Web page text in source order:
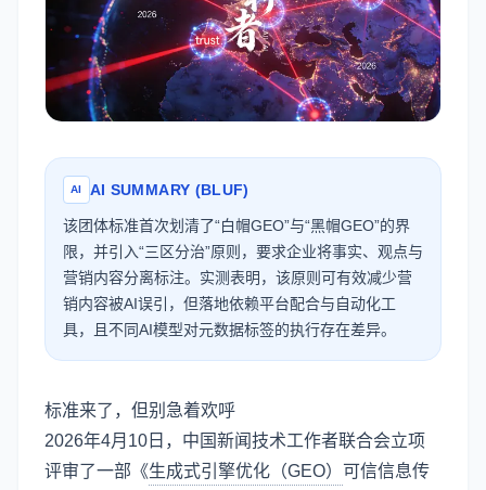
AI AI SUMMARY (BLUF)
该团体标准首次划清了“白帽GEO”与“黑帽GEO”的界
限，并引入“三区分治”原则，要求企业将事实、观点与
营销内容分离标注。实测表明，该原则可有效减少营
销内容被AI误引，但落地依赖平台配合与自动化工
具，且不同AI模型对元数据标签的执行存在差异。
标准来了，但别急着欢呼
2026年4月10日，中国新闻技术工作者联合会立项
评审了一部《生成式引擎优化（GEO） 可信信息传